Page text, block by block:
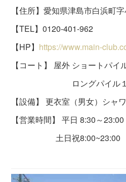
【住所】愛知県津島市白浜町
【TEL】0120-401-962
【HP】 https://www.main-
【コート】 屋外 ショートパイ
ロングパイル１
【設備】 更衣室（男女）シャ
【営業時間】 平日 8:30～23:00
土日祝8:00~23:00